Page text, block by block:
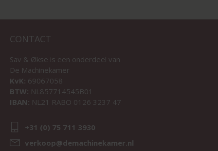
CONTACT
Sav & Økse is een onderdeel van
De Machinekamer
KvK: 69067058
BTW: NL857714545B01
IBAN: NL21 RABO 0126 3237 47
+31 (0) 75 711 3930
verkoop@demachinekamer.nl